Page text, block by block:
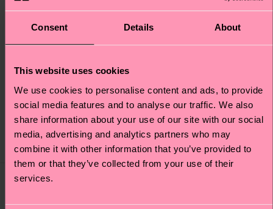
Consent Details About
This website uses cookies
We use cookies to personalise content and ads, to provide
social media features and to analyse our traffic. We also
share information about your use of our site with our social
media, advertising and analytics partners who may
combine it with other information that you’ve provided to
them or that they’ve collected from your use of their
services.
14 €
IN STOCK
Precio original
12 €
Prix réduit
6 €
-50%
IN STOCK